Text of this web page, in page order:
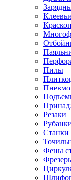
Пилы
Резаки
Рубанки
Станки
Фены